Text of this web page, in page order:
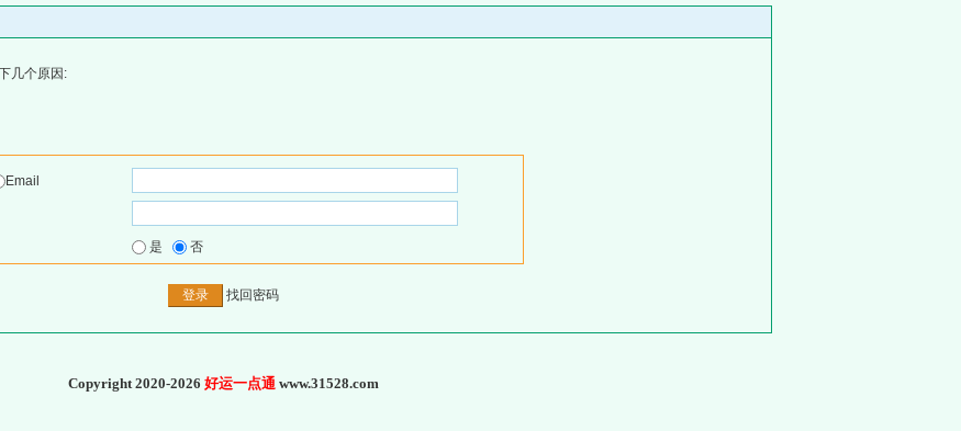
几个原因:
Email
是 否
找回密码
Copyright 2020-2026 好运一点通www.31528.com